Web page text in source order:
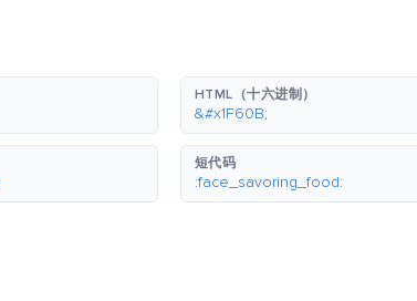
HTML（十六进制）
&#x1F60B;
短代码
:face_savoring_food: